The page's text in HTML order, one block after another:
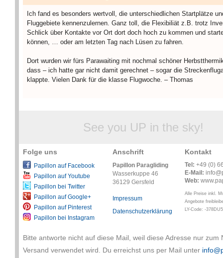
Ich fand es besonders wertvoll, die unterschiedlichen Startplätze
Fluggebiete kennenzulernen. Ganz toll, die Flexibiliät z.B. trotz
Schlick über Kontakte vor Ort dort doch hoch zu kommen und
können, … oder am letzten Tag nach Lüsen zu fahren.
Dort wurden wir fürs Parawaiting mit nochmal schöner
dass – ich hatte gar nicht damit gerechnet – sogar die
klappte. Vielen Dank für die klasse Flugwoche. – Thomas
See you UP in the sky!
Folge uns
Papillon auf Facebook
Papillon auf Youtube
Papillon bei Twitter
Papillon auf Google+
Papillon auf Pinterest
Papillon bei Instagram
Anschrift
Papillon Paragliding
Wasserkuppe 46
36129 Gersfeld
Impressum
Datenschutzerklärung
Kontakt
Tel: +49 (0)
E-Mail:
Web:
Alle Preise inkl.
Angebote
LY-Code: -
Bitte antworte nicht auf diese Mail, weil diese Adresse nur zum
Versand verwendet wird. Du erreichst uns per Mail unter